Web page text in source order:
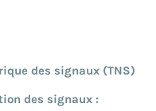
des signaux (TNS)
des signaux :